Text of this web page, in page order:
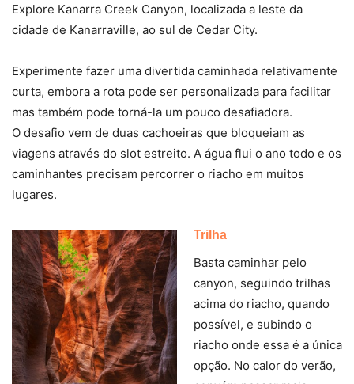
Explore Kanarra Creek Canyon, localizada a leste da
cidade de Kanarraville, ao sul de Cedar City.
Experimente fazer uma divertida caminhada relativamente
curta, embora a rota pode ser personalizada para facilitar
mas também pode torná-la um pouco desafiadora.
O desafio vem de duas cachoeiras que bloqueiam as
viagens através do slot estreito. A água flui o ano todo e os
caminhantes precisam percorrer o riacho em muitos
lugares.
Trilha
Basta caminhar pelo
canyon, seguindo trilhas
acima do riacho, quando
possível, e subindo o
riacho onde essa é a única
opção. No calor do verão,